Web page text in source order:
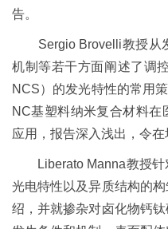
告。
Sergio Brovelli教授从
机制等若干方面阐述了调
NCS）的发光特性的常用
NC基塑料纳米复合材料在
应用，报告深入浅出，令在
Liberato Manna教授针
光电特性以及异质结构的
绍，并就掺杂对卤化物钙